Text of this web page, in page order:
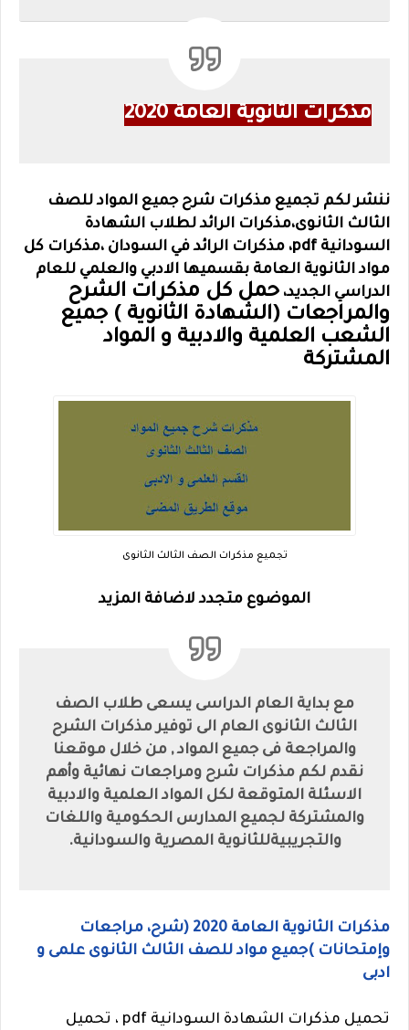
مذكرات الثانوية العامة 2020
ننشر لكم تجميع مذكرات شرح جميع المواد للصف
الثالث الثانوى،مذكرات الرائد لطلاب الشهادة
السودانية pdf، مذكرات الرائد في السودان ،مذكرات كل
مواد الثانوية العامة بقسميها الادبي والعلمي للعام
الدراسي الجديد، حمل كل مذكرات الشرح
والمراجعات (الشهادة الثانوية ) جميع
الشعب العلمية والادبية و المواد
المشتركة
تجميع مذكرات الصف الثالث الثانوى
الموضوع متجدد لاضافة المزيد
مع بداية العام الدراسى يسعى طلاب الصف
الثالث الثانوى العام الى توفير مذكرات الشرح
والمراجعة فى جميع المواد , من خلال موقعنا
نقدم لكم مذكرات شرح ومراجعات نهائية وأهم
الاسئلة المتوقعة لكل المواد العلمية والادبية
والمشتركة لجميع المدارس الحكومية واللغات
والتجريبيةللثانوية المصرية والسودانية.
مذكرات الثانوية العامة 2020 (شرح، مراجعات
وإمتحانات )جميع مواد للصف الثالث الثانوى علمى و
ادبى
تحميل مذكرات الشهادة السودانية pdf ، تحميل